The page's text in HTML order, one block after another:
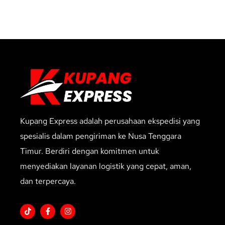
Kupang Express adalah perusahaan ekspedisi yang
spesialis dalam pengiriman ke Nusa Tenggara
Timur. Berdiri dengan komitmen untuk
menyediakan layanan logistik yang cepat, aman,
dan terpercaya.